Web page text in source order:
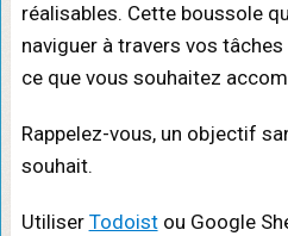
réalisables. Cette boussole
naviguer à travers vos
ce que vous souhaitez
Rappelez-vous, un objectif
souhait.
Utiliser Todoistou Google